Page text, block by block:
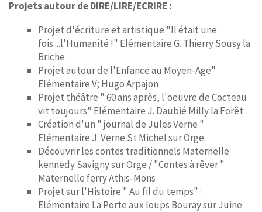
Projets autour de DIRE/LIRE/ECRIRE :
Projet d'écriture et artistique "Il était une
fois....l'Humanité !" Elémentaire G. Thierry Sousy la
Briche
Projet autour de l'Enfance au Moyen-Age"
Elémentaire V; Hugo Arpajon
Projet théâtre " 60 ans après, l'oeuvre de Cocteau
vit toujours" Elémentaire J. Daubié Milly la Forêt
Création d'un " journal de Jules Verne "
Elémentaire J. Verne St Michel sur Orge
Découvrir les contes traditionnels Maternelle
kennedy Savigny sur Orge / "Contes à rêver "
Maternelle ferry Athis-Mons
Projet sur l'Histoire " Au fil du temps" :
Elémentaire La Porte aux loups Bouray sur Juine